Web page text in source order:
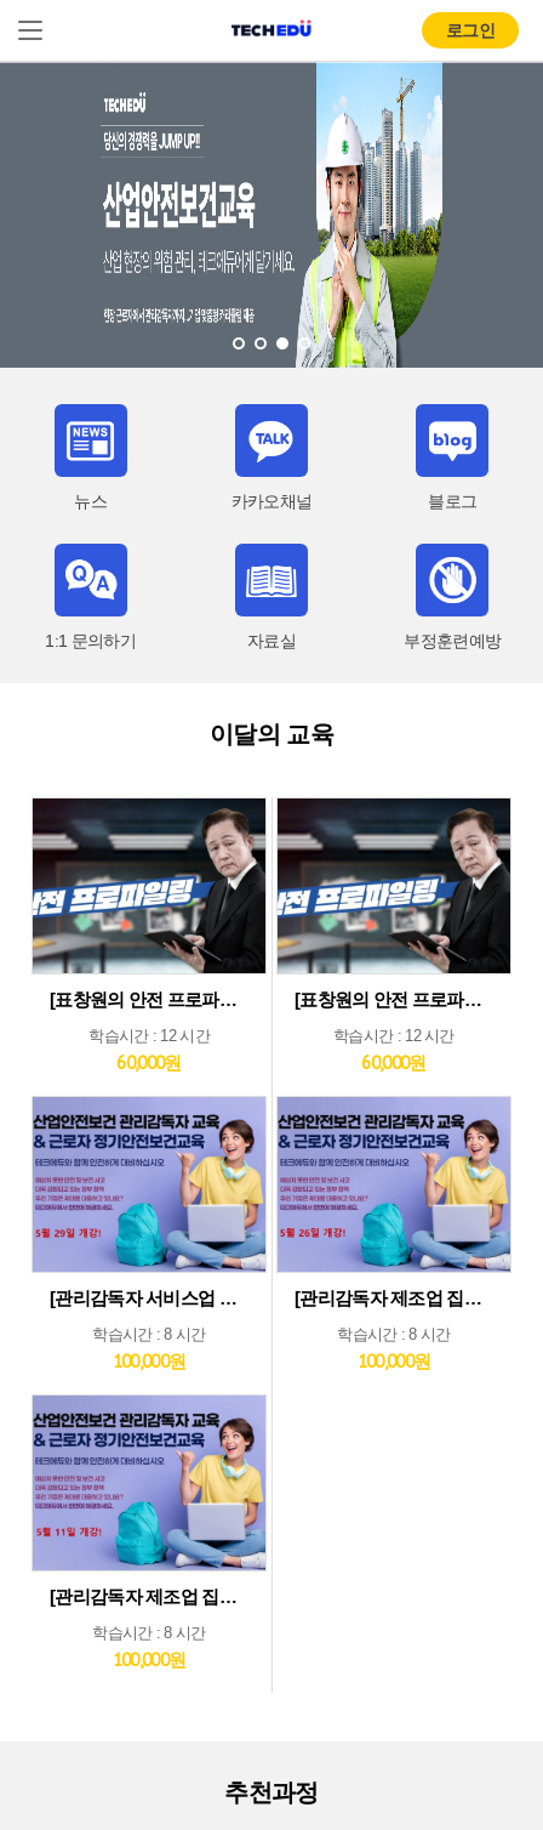
로그인
뉴스 카카오채널 블로그
1:1 문의하기 자료실 부정훈련예방
이달의 교육
[표창원의 안전 프로파일링] 제조업 현장근로자 정기안전보건교육 (상반기)
학습시간 : 12 시간
60,000원
[표창원의 안전 프로파일링] 기타업 현장근로자 정기안전보건교육 (상반기)
학습시간 : 12 시간
60,000원
[관리감독자 서비스업 및 기타업 집체교육_5월29일] 기타업종 및 서비스업종 관리감독자 집체 교육...5월29일 개강
학습시간 : 8 시간
100,000원
[관리감독자 제조업 집체교육_5월26일] 제조업종 관리감독자 집체 교육...5월26일 개강
학습시간 : 8 시간
100,000원
[관리감독자 제조업 집체교육_5월11일] 제조업종 관리감독자 집체 교육...5월11일 개강
학습시간 : 8 시간
100,000원
추천과정